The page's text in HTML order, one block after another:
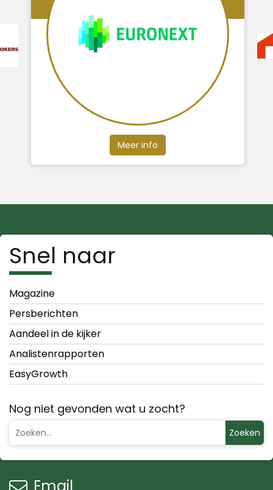
Meer info
Snel naar
Magazine
Persberichten
Aandeel in de kijker
Analistenrapporten
EasyGrowth
Nog niet gevonden wat u zocht?
Zoeken